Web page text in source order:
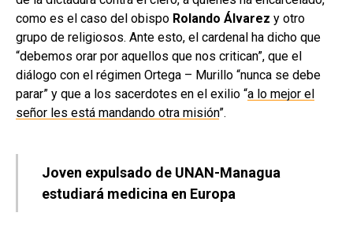
como es el caso del obispo Rolando Álvarez y otro
grupo de religiosos. Ante esto, el cardenal ha dicho que
“debemos orar por aquellos que nos critican”, que el
diálogo con el régimen Ortega – Murillo “nunca se debe
parar” y que a los sacerdotes en el exilio “a lo mejor el
señor les está mandando otra misión”.
Joven expulsado de UNAN-Managua
estudiará medicina en Europa